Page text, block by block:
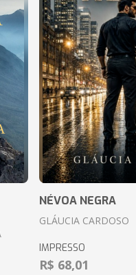
NÉVOA NEGRA
GLÁUCIA CARDOSO
IMPRESSO
R$ 68,01